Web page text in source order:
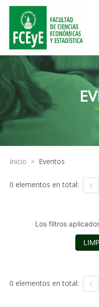
Inicio > Eventos
0 elementos en total:
Los filtros
0 elementos en total: